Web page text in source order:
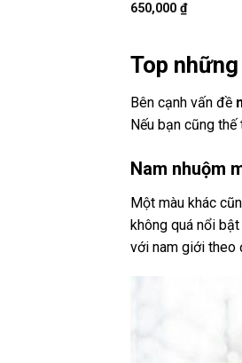
650,000 ₫
Top
Bên cạnh vấn đề
Nếu bạn cũng
Nam nhuộm
Một màu khác
không quá nổi
với nam giới theo